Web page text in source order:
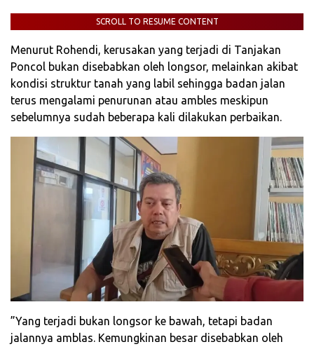
SCROLL TO RESUME CONTENT
‎Menurut Rohendi, kerusakan yang terjadi di Tanjakan
Poncol bukan disebabkan oleh longsor, melainkan akibat
kondisi struktur tanah yang labil sehingga badan jalan
terus mengalami penurunan atau ambles meskipun
sebelumnya sudah beberapa kali dilakukan perbaikan.
‎”Yang terjadi bukan longsor ke bawah, tetapi badan
jalannya amblas. Kemungkinan besar disebabkan oleh